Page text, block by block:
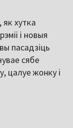
хутка
і новыя
пасадзіць
сябе
цалуе жонку і